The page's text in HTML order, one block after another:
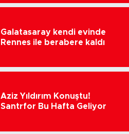
Galatasaray kendi evinde
Rennes ile berabere kaldı
Aziz Yıldırım Konuştu!
Santrfor Bu Hafta Geliyor